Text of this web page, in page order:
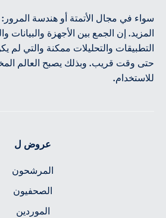
سواء في مجال الأتمتة أو هندسة المرور:
المزيد. إن الجمع بين الأجهزة والبيانات
التطبيقات والتحليلات ممكنة والتي لم
حتى وقت قريب. وبذلك يصبح العالم
للاستخدام.
عروض ل
المرشحون
الصحفيون
الموردين